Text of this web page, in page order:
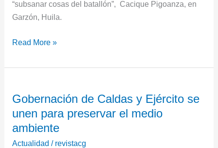
“subsanar cosas del batallón”, Cacique Pigoanza, en
Garzón, Huila.
Read More »
Gobernación de Caldas y Ejército se
unen para preservar el medio
ambiente
Actualidad / revistacg
de
Caldas
y